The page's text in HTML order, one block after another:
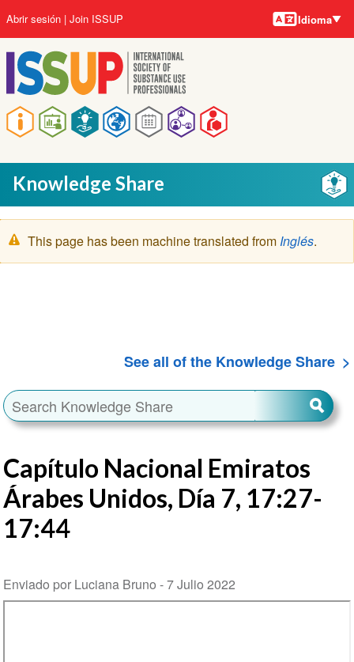
al
contenido
principal
Main
navigation
User
account
menu
Abrir sesión Join ISSUP Idiomas
Idioma
Knowledge Share
Mensaje
de
This page has been machine translated from Inglés.
See all of the Knowledge Share
Capítulo Nacional Emiratos
Árabes Unidos, Día 7, 17:27-
17:44
Enviado por Luciana Bruno -7 Julio 2022